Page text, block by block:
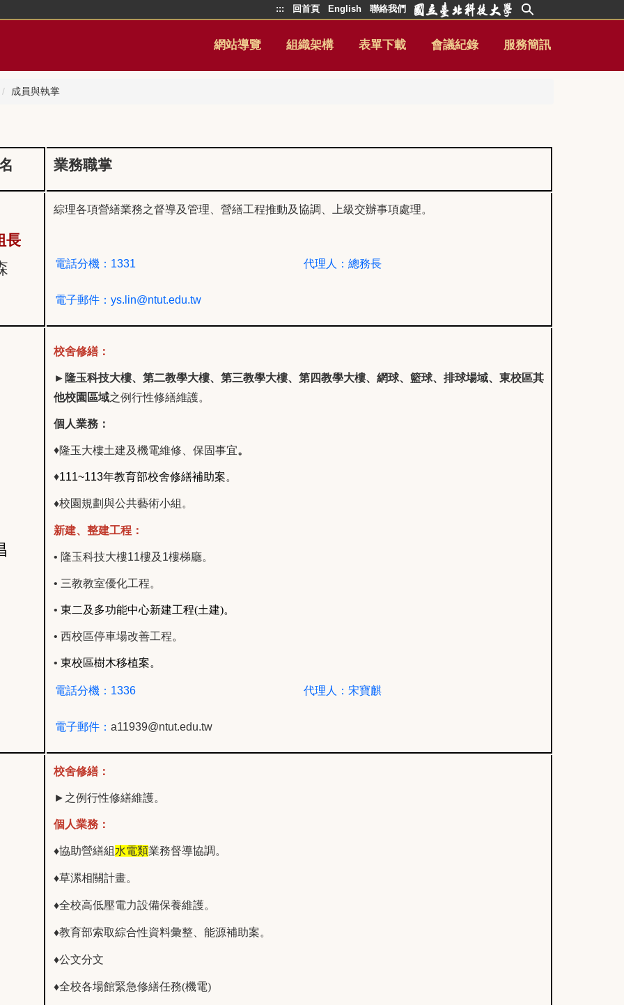
::: 回首頁 English 聯絡我們
網站導覽 組織架構 表單下載 會議紀錄 服務簡訊
成員與執掌
業務職掌
長
綜理各項營繕業務之督導及管理 、營繕工程推動及協調、上級交辦事項處理。
電話分機：1331 代理人：總務長
電子郵件： ys.lin@ntut.edu.tw
校舍修繕：
► 隆玉科技大樓、第二教學大樓、第三教學大樓、 第四教學大樓、網球、籃球、排球場域、東校區其
他校園區域之例行性修繕維護。
個人業務：
♦隆玉大樓土建及機電維修、保固事宜。
♦111~113年教育部校舍修繕補助案。
♦校園規劃與公共藝術小組。
新建、整建工程：
• 隆玉科技大樓11樓及1樓梯廳。
• 三教教室優化工程。
• 東二及多功能中心新建工程(土建)。
• 西校區停車場改善工程。
• 東校區樹木移植案。
電話分機：1336 代理人：宋寶麒
電子郵件： a11939@ntut.edu.tw
校舍修繕：
►之例行性修繕維護。
個人業務：
♦協助營繕組 水電類業務督導協調。
♦草漯相關計畫。
♦全校高低壓電力設備保養維護。
♦教育部索取綜合性資料彙整、能源補助案。
♦公文分文
♦全校各場館緊急修繕任務(機電)